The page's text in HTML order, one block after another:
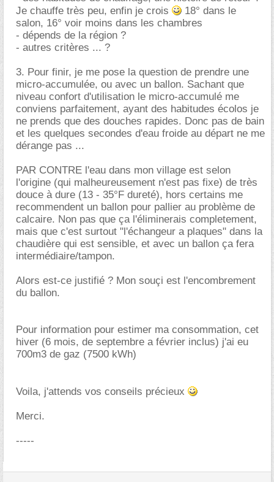
Je chauffe très peu, enfin je crois
18° dans le
salon, 16° voir moins dans les chambres
- dépends de la région ?
- autres critères ... ?
3. Pour finir, je me pose la question de prendre une
micro-accumulée, ou avec un ballon. Sachant que
niveau confort d'utilisation le micro-accumulé me
conviens parfaitement, ayant des habitudes écolos je
ne prends que des douches rapides. Donc pas de bain
et les quelques secondes d'eau froide au départ ne me
dérange pas ...
PAR CONTRE l'eau dans mon village est selon
l'origine (qui malheureusement n'est pas fixe) de très
douce à dure (13 - 35°F dureté), hors certains me
recommendent un ballon pour pallier au problème de
calcaire. Non pas que ça l'éliminerais completement,
mais que c'est surtout "l'échangeur a plaques" dans la
chaudière qui est sensible, et avec un ballon ça fera
intermédiaire/tampon.
Alors est-ce justifié ? Mon souçi est l'encombrement
du ballon.
Pour information pour estimer ma consommation, cet
hiver (6 mois, de septembre a février inclus) j'ai eu
700m3 de gaz (7500 kWh)
Voila, j'attends vos conseils précieux
Merci.
-----